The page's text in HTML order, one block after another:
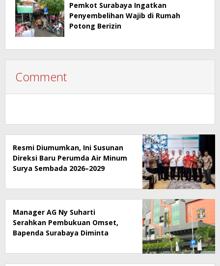
Pemkot Surabaya Ingatkan
Penyembelihan Wajib di Rumah
Potong Berizin
Comment
Resmi Diumumkan, Ini Susunan
Direksi Baru Perumda Air Minum
Surya Sembada 2026–2029
Manager AG Ny Suharti
Serahkan Pembukuan Omset,
Bapenda Surabaya Diminta